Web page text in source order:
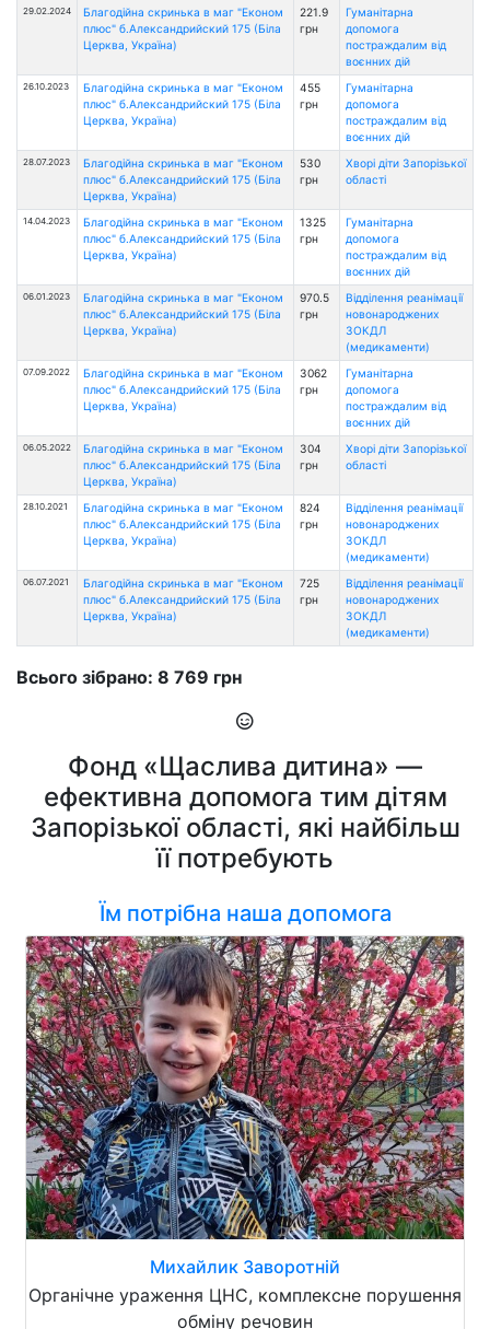
29.02.2024
Благодійна скринька в маг "Економ
плюс" б.Александрийский 175 (Біла
Церква, Україна)
221.9
грн
Гуманітарна
допомога
постраждалим від
воєнних дій
26.10.2023
Благодійна скринька в маг "Економ
плюс" б.Александрийский 175 (Біла
Церква, Україна)
455
грн
Гуманітарна
допомога
постраждалим від
воєнних дій
28.07.2023
Благодійна скринька в маг "Економ
плюс" б.Александрийский 175 (Біла
Церква, Україна)
530
грн
Хворі діти Запорізької
області
14.04.2023
Благодійна скринька в маг "Економ
плюс" б.Александрийский 175 (Біла
Церква, Україна)
1325
грн
Гуманітарна
допомога
постраждалим від
воєнних дій
06.01.2023
Благодійна скринька в маг "Економ
плюс" б.Александрийский 175 (Біла
Церква, Україна)
970.5
грн
Відділення реанімації
новонароджених
ЗОКДЛ
(медикаменти)
07.09.2022
Благодійна скринька в маг "Економ
плюс" б.Александрийский 175 (Біла
Церква, Україна)
3062
грн
Гуманітарна
допомога
постраждалим від
воєнних дій
06.05.2022
Благодійна скринька в маг "Економ
плюс" б.Александрийский 175 (Біла
Церква, Україна)
304
грн
Хворі діти Запорізької
області
28.10.2021
Благодійна скринька в маг "Економ
плюс" б.Александрийский 175 (Біла
Церква, Україна)
824
грн
Відділення реанімації
новонароджених
ЗОКДЛ
(медикаменти)
06.07.2021
Благодійна скринька в маг "Економ
плюс" б.Александрийский 175 (Біла
Церква, Україна)
725
грн
Відділення реанімації
новонароджених
ЗОКДЛ
(медикаменти)
Всього зібрано: 8 769 грн
Фонд «Щаслива дитина» —
ефективна допомога тим дітям
Запорізької області, які найбільш
її потребують
Їм потрібна наша допомога
Михайлик Заворотній
Органічне ураження ЦНС, комплексне порушення
обміну речовин